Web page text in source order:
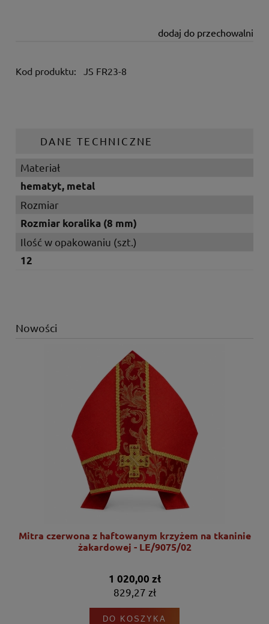
dodaj do przechowalni
Kod produktu: JS FR23-8
DANE TECHNICZNE
Materiał
hematyt, metal
Rozmiar
Rozmiar koralika (8 mm)
Ilość w opakowaniu (szt.)
12
Nowości
Mitra czerwona z haftowanym krzyżem na tkaninie
żakardowej - LE/9075/02
1 020,00 zł
829,27 zł
DO KOSZYKA